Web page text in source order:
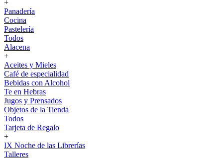
+
Panadería
Cocina
Pastelería
Todos
Alacena
+
Aceites y Mieles
Café de especialidad
Bebidas con Alcohol
Te en Hebras
Jugos y Prensados
Objetos de la Tienda
Todos
Tarjeta de Regalo
+
IX Noche de las Librerías
Talleres